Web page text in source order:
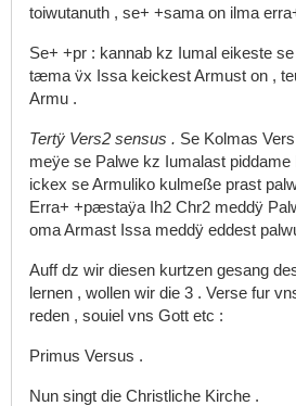
toiwutanuth , se+ +sama on ilma
Se+ +pr : kannab kz Iumal eikeste se
tæma v̈x Issa keickestArmust on ,
Armu .
Tertÿ Vers2 sensus . Se Kolmas Vers
meÿe se Palwe kz Iumalast piddame
ickex seArmuliko kulmeße prast
Erra+ +pæstaÿa Ih2 Chr2 meddÿ
omaArmast Issa meddÿ eddest
Auffdz wir diesen kurtzen gesang
lernen , wollen wir die 3 . Verse fur
reden , souiel vns Gott etc :
Primus Versus .
Nun singt die Christliche Kirche .